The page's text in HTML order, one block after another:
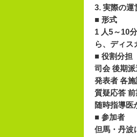
3. 実際の運
■ 形式
1 人5～10
ら、ディス
■ 役割分担
司会 後期
発表者 各
質疑応答
随時指導医
■ 参加者
但馬・丹波